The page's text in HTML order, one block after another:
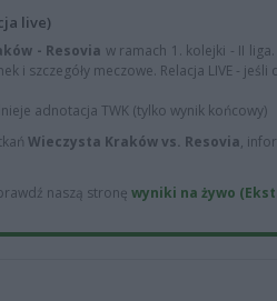
live)
- Resovia w ramach 1. kolejki - II
i szczegóły meczowe. Relacja LIVE -
adnotacja TWK (tylko wynik końcowy)
Wieczysta Kraków vs. Resovia,
naszą stronę wyniki na żywo